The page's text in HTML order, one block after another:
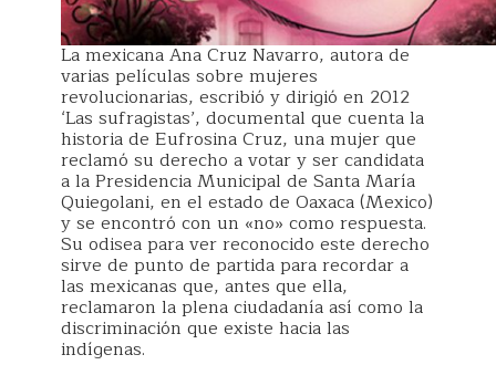
La mexicana Ana Cruz Navarro, autora de
varias películas sobre mujeres
revolucionarias, escribió y dirigió en 2012
‘Las sufragistas’, documental que cuenta la
historia de Eufrosina Cruz, una mujer que
reclamó su derecho a votar y ser candidata
a la Presidencia Municipal de Santa María
Quiegolani, en el estado de Oaxaca (Mexico)
y se encontró con un «no» como respuesta.
Su odisea para ver reconocido este derecho
sirve de punto de partida para recordar a
las mexicanas que, antes que ella,
reclamaron la plena ciudadanía así como la
discriminación que existe hacia las
indígenas.